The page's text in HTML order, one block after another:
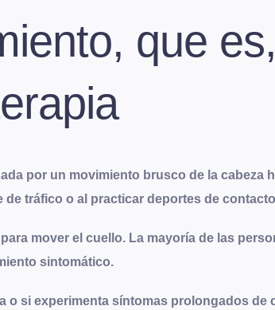
que es,
por un movimiento brusco de la cabeza
tráfico o al practicar deportes de
mover el cuello. La mayoría de las
sintomático.
o si experimenta síntomas prolongados de